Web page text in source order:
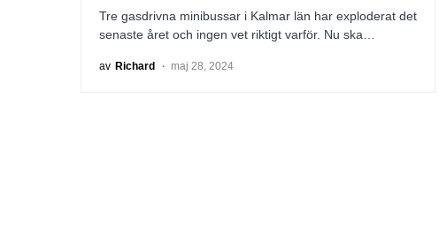
Tre gasdrivna minibussar i Kalmar län har exploderat det
senaste året och ingen vet riktigt varför. Nu ska…
av Richard maj 28, 2024